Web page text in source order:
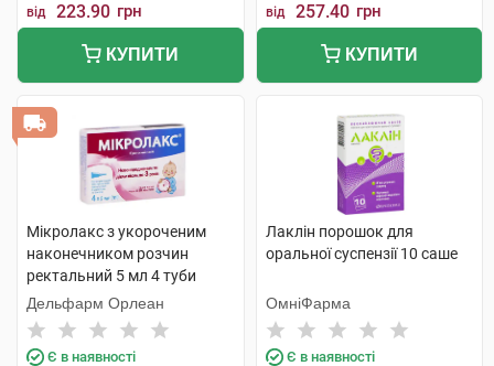
від 223.90 грн
КУПИТИ
від 257.40 грн
КУПИТИ
Мікролакс з укороченим
наконечником розчин
ректальний 5 мл 4 туби
Дельфарм Орлеан
Є в наявності
Лаклін порошок для
оральної суспензії 10 саше
ОмніФарма
Є в наявності